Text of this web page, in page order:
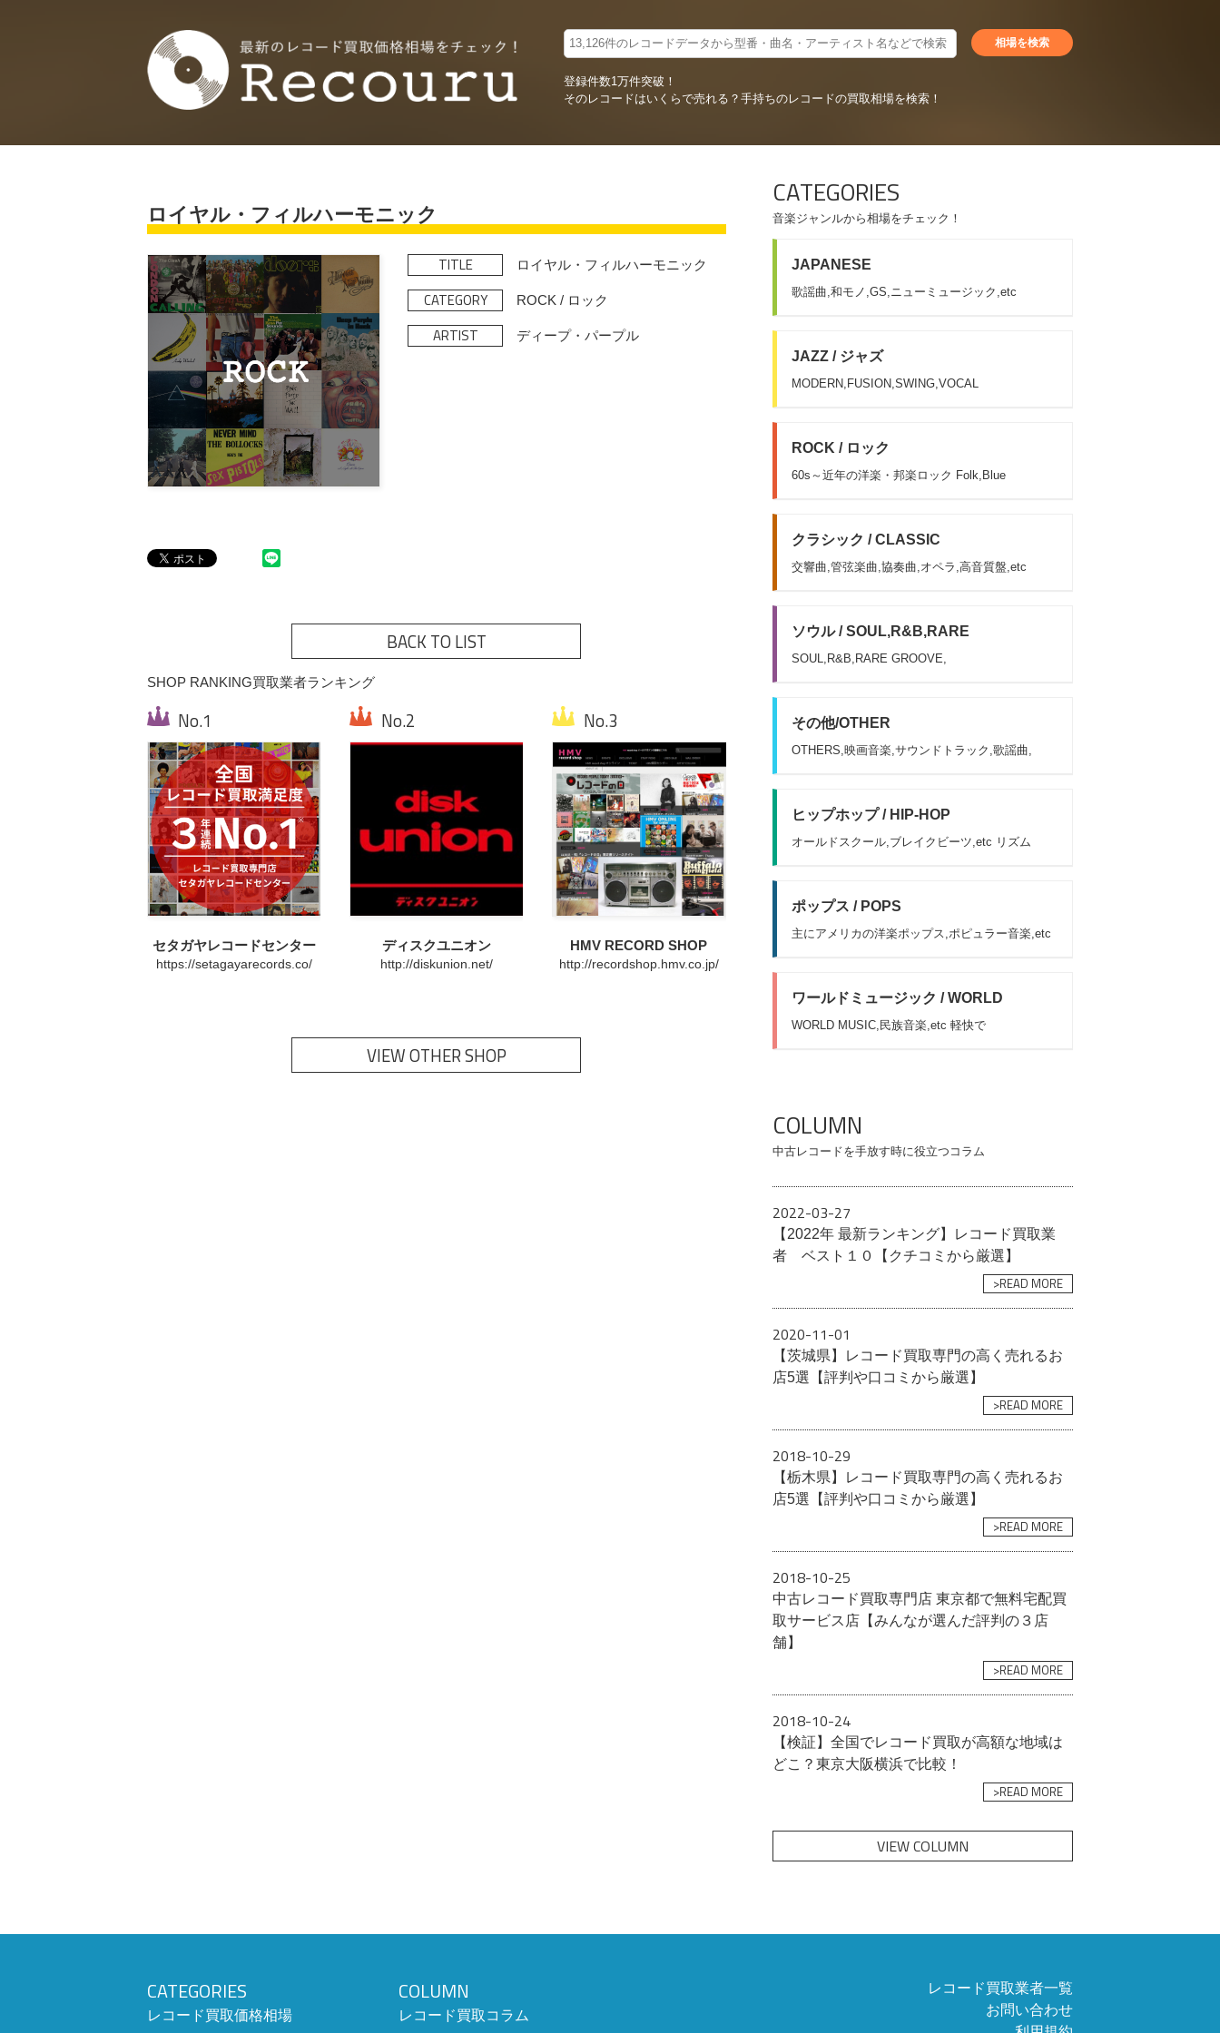
登録件数1万件突破！
そのレコードはいくらで売れる？ 手持ちのレコードの買取相場を検索！
ロイヤル・フィルハーモニック
TITLE ロイヤル・フィルハーモニック
CATEGORY ROCK / ロック
ARTIST ディープ・パープル
BACK TO LIST
SHOP RANKING買取業者ランキング
セタガヤレコードセンター
https://setagayarecords.co/
ディスクユニオン
http://diskunion.net/
HMV RECORD SHOP
http://recordshop.hmv.co.jp/
VIEW OTHER SHOP
CATEGORIES
音楽ジャンルから相場をチェック！
JAPANESE
歌謡曲,和モノ,GS,ニューミュージック,etc
JAZZ / ジャズ
MODERN,FUSION,SWING,VOCAL
ROCK / ロック
60s～近年の洋楽・邦楽ロック Folk,Blue
クラシック / CLASSIC
交響曲,管弦楽曲,協奏曲,オペラ,高音質盤,etc
ソウル / SOUL,R&B,RARE
SOUL,R&B,RARE GROOVE,
その他/OTHER
OTHERS,映画音楽,サウンドトラック,歌謡曲,
ヒップホップ / HIP-HOP
オールドスクール,ブレイクビーツ,etc リズム
ポップス / POPS
主にアメリカの洋楽ポップス,ポピュラー音楽,etc
ワールドミュージック / WORLD
WORLD MUSIC,民族音楽,etc 軽快で
COLUMN
中古レコードを手放す時に役立つコラム
2022-03-27
【2022年 最新ランキング】レコード買取業
者 ベスト１０【クチコミから厳選】
>READ MORE
2020-11-01
【茨城県】レコード買取専門の高く売れるお
店5選【評判や口コミから厳選】
>READ MORE
2018-10-29
【栃木県】レコード買取専門の高く売れるお
店5選【評判や口コミから厳選】
>READ MORE
2018-10-25
中古レコード買取専門店 東京都で無料宅配買
取サービス店【みんなが選んだ評判の３店
舗】
>READ MORE
2018-10-24
【検証】全国でレコード買取が高額な地域は
どこ？東京大阪横浜で比較！
>READ MORE
VIEW COLUMN
CATEGORIES
レコード買取価格相場
COLUMN
レコード買取コラム
レコード買取業者一覧
お問い合わせ